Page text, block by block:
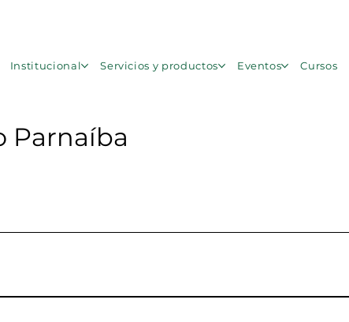
Institucional Servicios y productos Eventos Cursos
Parnaíba